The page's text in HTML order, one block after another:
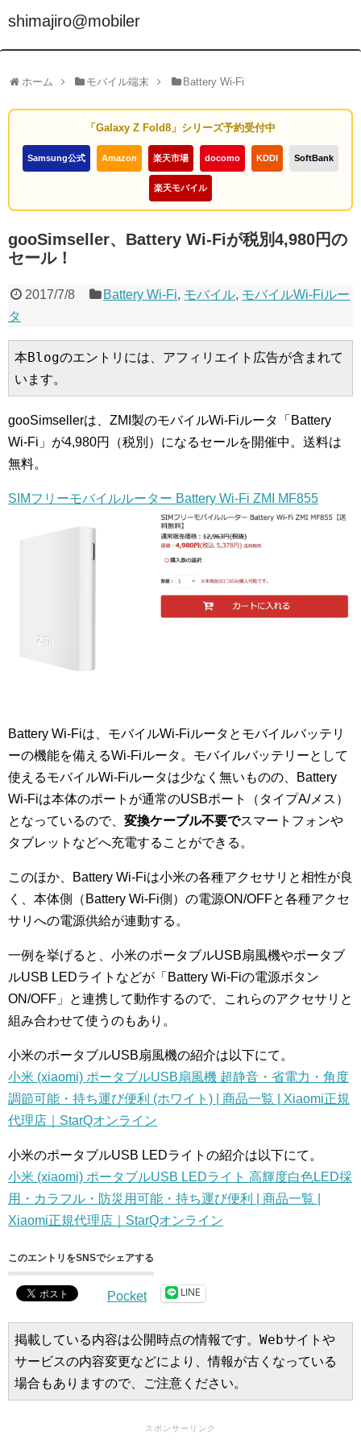
shimajiro@mobiler
ホーム モバイル端末 Battery Wi-Fi
「Galaxy Z Fold8」シリーズ予約受付中
Samsung公式 Amazon 楽天市場 docomo KDDI SoftBank
楽天モバイル
gooSimseller、Battery Wi-Fiが税別4,980円の
セール！
2017/7/8 Battery Wi-Fi, モバイル, モバイルWi-Fiルー
タ
本Blogのエントリには、アフィリエイト広告が含まれて
います。
gooSimsellerは、ZMI製のモバイルWi-Fiルータ「Battery
Wi-Fi」が4,980円（税別）になるセールを開催中。送料は
無料。
SIMフリーモバイルルーター Battery Wi-Fi ZMI MF855
Battery Wi-Fiは、モバイルWi-Fiルータとモバイルバッテリ
ーの機能を備えるWi-Fiルータ。モバイルバッテリーとして
使えるモバイルWi-Fiルータは少なく無いものの、Battery
Wi-Fiは本体のポートが通常のUSBポート（タイプA/メス）
となっているので、 変換ケーブル不要でスマートフォンや
タブレットなどへ充電することができる。
このほか、Battery Wi-Fiは小米の各種アクセサリと相性が良
く、本体側（Battery Wi-Fi側）の電源ON/OFFと各種アクセ
サリへの電源供給が連動する。
一例を挙げると、小米のポータブルUSB扇風機やポータブ
ルUSB LEDライトなどが「Battery Wi-Fiの電源ボタン
ON/OFF」と連携して動作するので、これらのアクセサリと
組み合わせて使うのもあり。
小米のポータブルUSB扇風機の紹介は以下にて。
小米 (xiaomi) ポータブルUSB扇風機 超静音・省電力・角度
調節可能・持ち運び便利 (ホワイト) | 商品一覧 | Xiaomi正規
代理店｜StarQオンライン
小米のポータブルUSB LEDライトの紹介は以下にて。
小米 (xiaomi) ポータブルUSB LEDライト 高輝度白色LED採
用・カラフル・防災用可能・持ち運び便利 | 商品一覧 |
Xiaomi正規代理店｜StarQオンライン
このエントリをSNSでシェアする
Pocket LINE
掲載している内容は公開時点の情報です。Webサイトや
サービスの内容変更などにより、情報が古くなっている
場合もありますので、ご注意ください。
スポンサーリンク